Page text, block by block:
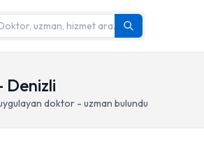
Denizli
doktor - uzman bulundu